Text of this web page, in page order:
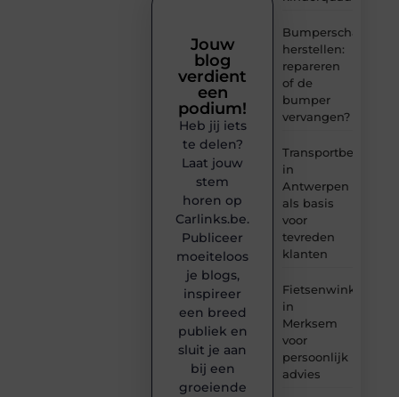
Bumperschade
herstellen:
repareren
of de
bumper
vervangen?
Transportbedrijf
in
Antwerpen
als basis
voor
tevreden
klanten
Fietsenwinkel
in
Merksem
voor
persoonlijk
advies
Jouw
blog
verdient
een
podium!
Heb jij iets
te delen?
Laat jouw
stem
horen op
Carlinks.be.
Publiceer
moeiteloos
je blogs,
inspireer
een breed
publiek en
sluit je aan
bij een
groeiende